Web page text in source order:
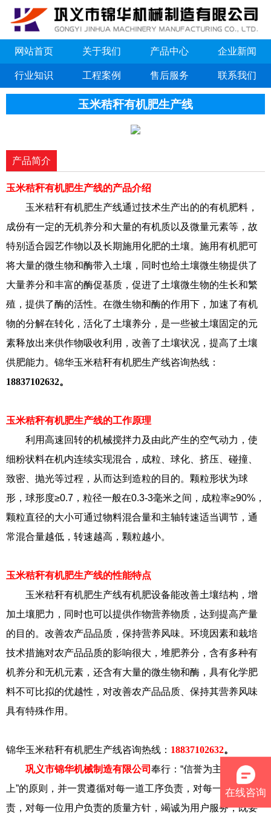
网站首页 关于我们 产品中心 企业新闻
行业知识 工程案例 售后服务 联系我们
玉米秸秆有机肥生产线
产品简介
玉米秸秆有机肥生产线的产品介绍
玉米秸秆有机肥生产线通过技术生产出的的有机肥料，
成份有一定的无机养分和大量的有机质以及微量元素等，故
特别适合园艺作物以及长期施用化肥的土壤。施用有机肥可
将大量的微生物和酶带入土壤，同时也给土壤微生物提供了
大量养分和丰富的酶促基质，促进了土壤微生物的生长和繁
殖，提供了酶的活性。在微生物和酶的作用下，加速了有机
物的分解在转化，活化了土壤养分，是一些被土壤固定的元
素释放出来供作物吸收利用，改善了土壤状况，提高了土壤
供肥能力。锦华玉米秸秆有机肥生产线咨询热线：
18837102632。
玉米秸秆有机肥生产线的工作原理
利用高速回转的机械搅拌力及由此产生的空气动力，使
细粉状料在机内连续实现混合，成粒、球化、挤压、碰撞、
致密、抛光等过程，从而达到造粒的目的。颗粒形状为球
形，球形度≥0.7，粒径一般在0.3-3毫米之间，成粒率≥90%，
颗粒直径的大小可通过物料混合量和主轴转速适当调节，通
常混合量越低，转速越高，颗粒越小。
玉米秸秆有机肥生产线的性能特点
玉米秸秆有机肥生产线有机肥设备能改善土壤结构，增
加土壤肥力，同时也可以提供作物营养物质，达到提高产量
的目的。改善农产品品质，保持营养风味。环境因素和栽培
技术措施对农产品品质的影响很大，堆肥养分，含有多种有
机养分和无机元素，还含有大量的微生物和酶，具有化学肥
料不可比拟的优越性，对改善农产品品质、保持其营养风味
具有特殊作用。
锦华玉米秸秆有机肥生产线咨询热线： 18837102632。
巩义市锦华机械制造有限公司 奉行：“信誉为主，用户至
上”的原则，并一贯遵循对每一道工序负责，对每一台产品负
责，对每一位用户负责的质量方针，竭诚为用户服务，既要
在线咨询